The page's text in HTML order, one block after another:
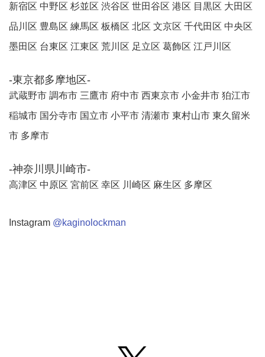
新宿区 中野区 杉並区 渋谷区 世田谷区 港区 目黒区 大田区
品川区 豊島区 練馬区 板橋区 北区 文京区 千代田区 中央区
墨田区 台東区 江東区 荒川区 足立区 葛飾区 江戸川区
-東京都多摩地区-
武蔵野市 調布市 三鷹市 府中市 西東京市 小金井市 狛江市
稲城市 国分寺市 国立市 小平市 清瀬市 東村山市 東久留米
市 多摩市
-神奈川県川崎市-
高津区 中原区 宮前区 幸区 川崎区 麻生区 多摩区
Instagram @kaginolockman